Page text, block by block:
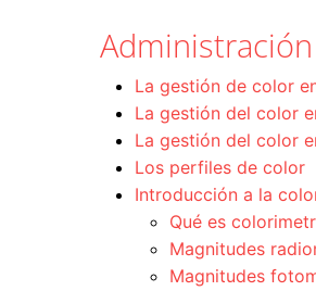
La gestión de color
La gestión del color
La gestión del color
Los perfiles de color
Introducción a la
Qué es
Magnitudes
Magnitudes